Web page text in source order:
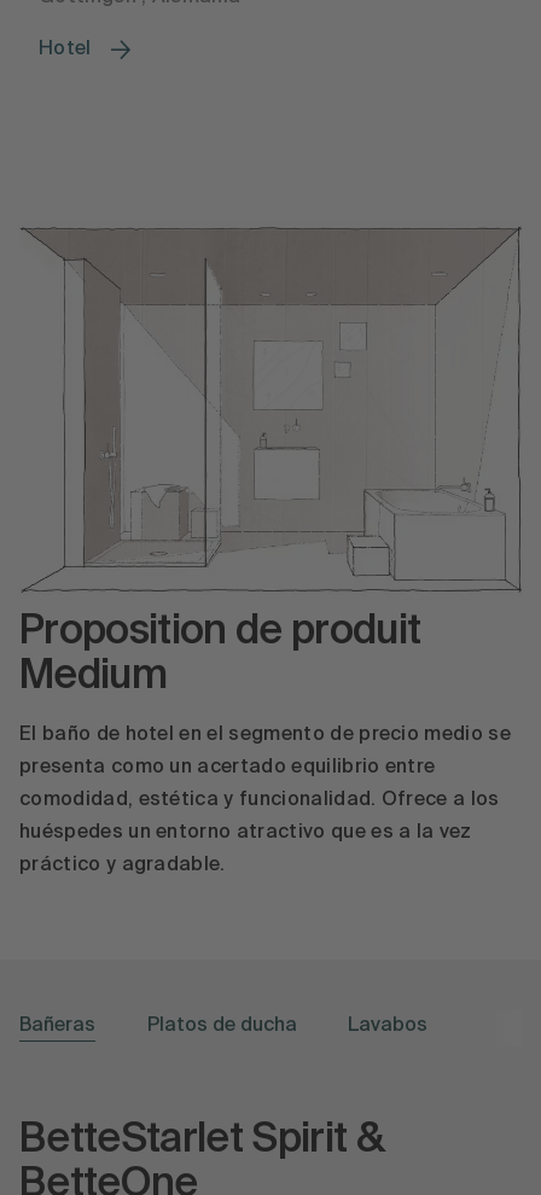
Hotel
Proposition de produit
Medium
El baño de hotel en el segmento de precio medio se
presenta como un acertado equilibrio entre
comodidad, estética y funcionalidad. Ofrece a los
huéspedes un entorno atractivo que es a la vez
práctico y agradable.
Bañeras Platos de ducha Lavabos
BetteStarlet Spirit &
BetteOne